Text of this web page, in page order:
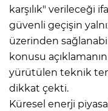
karşılık" verileceği
güvenli geçişin
üzerinden
konusu
yürütülen teknik
dikkat çekti.
Küresel enerji